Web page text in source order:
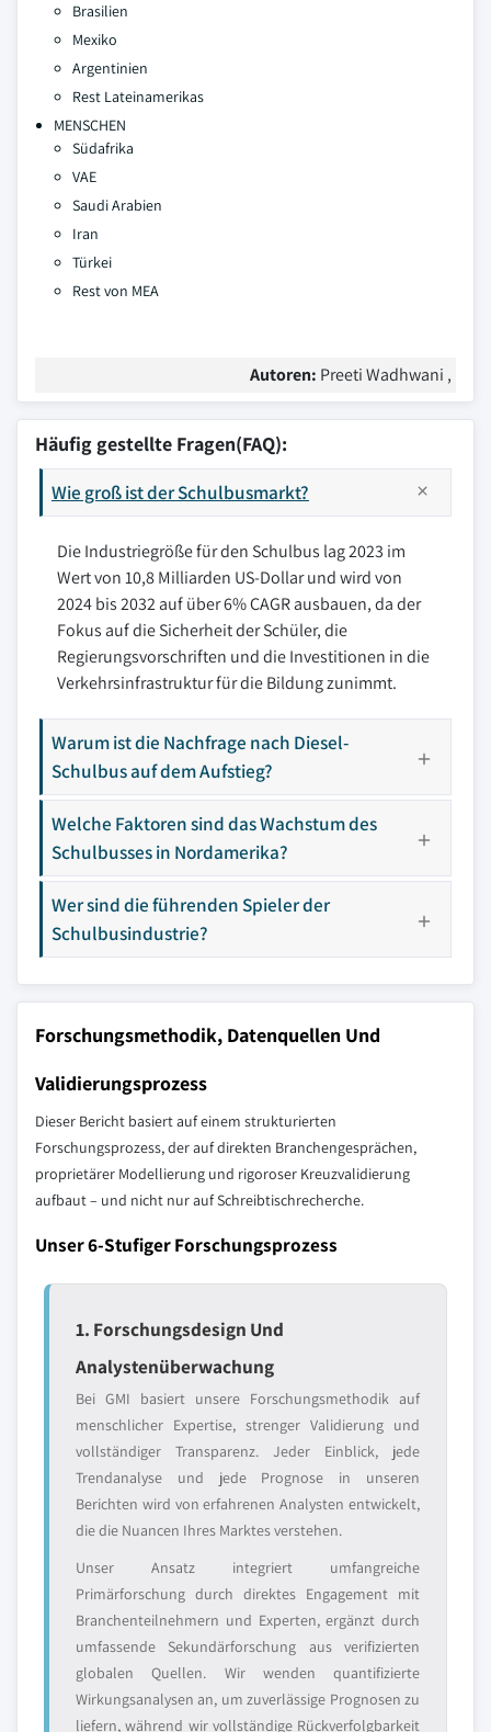
Brasilien
Mexiko
Argentinien
Rest Lateinamerikas
MENSCHEN
Südafrika
VAE
Saudi Arabien
Iran
Türkei
Rest von MEA
Autoren: Preeti Wadhwani ,
Häufig gestellte Fragen(FAQ):
Wie groß ist der Schulbusmarkt?
Die Industriegröße für den Schulbus lag 2023 im
Wert von 10,8 Milliarden US-Dollar und wird von
2024 bis 2032 auf über 6% CAGR ausbauen, da der
Fokus auf die Sicherheit der Schüler, die
Regierungsvorschriften und die Investitionen in die
Verkehrsinfrastruktur für die Bildung zunimmt.
Warum ist die Nachfrage nach Diesel-
Schulbus auf dem Aufstieg?
Welche Faktoren sind das Wachstum des
Schulbusses in Nordamerika?
Wer sind die führenden Spieler der
Schulbusindustrie?
Forschungsmethodik, Datenquellen Und
Validierungsprozess
Dieser Bericht basiert auf einem strukturierten
Forschungsprozess, der auf direkten Branchengesprächen,
proprietärer Modellierung und rigoroser Kreuzvalidierung
aufbaut – und nicht nur auf Schreibtischrecherche.
Unser 6-Stufiger Forschungsprozess
1. Forschungsdesign Und
Analystenüberwachung
Bei GMI basiert unsere Forschungsmethodik auf
menschlicher Expertise, strenger Validierung und
vollständiger Transparenz. Jeder Einblick, jede
Trendanalyse und jede Prognose in unseren
Berichten wird von erfahrenen Analysten entwickelt,
die die Nuancen Ihres Marktes verstehen.
Unser Ansatz integriert umfangreiche
Primärforschung durch direktes Engagement mit
Branchenteilnehmern und Experten, ergänzt durch
umfassende Sekundärforschung aus verifizierten
globalen Quellen. Wir wenden quantifizierte
Wirkungsanalysen an, um zuverlässige Prognosen zu
liefern, während wir vollständige Rückverfolgbarkeit